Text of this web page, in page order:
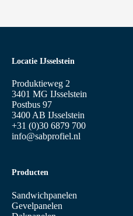
Locatie IJsselstein
Produktieweg 2
3401 MG IJsselstein
Postbus 97
3400 AB IJsselstein
+31 (0)30 6879 700
info@sabprofiel.nl
Producten
Sandwichpanelen
Gevelpanelen